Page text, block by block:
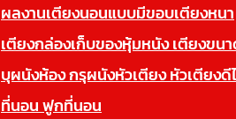
ผลงานเตียงนอนแบบมีขอบเตียงหนา
เตียงกล่องเก็บของหุ้มหนัง เตียงข
บุผนังห้อง กรุผนังหัวเตียง หัวเตียงดี
ที่นอน ฟูกที่นอน